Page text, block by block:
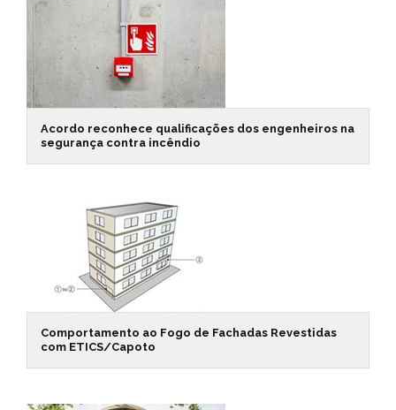
Acordo reconhece qualificações dos engenheiros na
segurança contra incêndio
Comportamento ao Fogo de Fachadas Revestidas
com ETICS/Capoto